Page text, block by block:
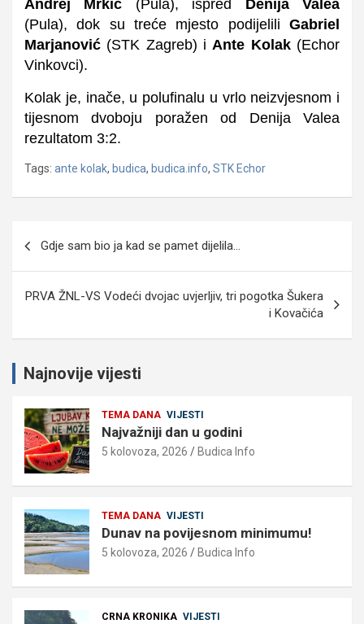
Andrej Mrkić (Pula), ispred
Denija Valea
(Pula), dok su treće mjesto podijelili Gabriel
Marjanović (STK Zagreb) iAnte Kolak(Echor
Vinkovci).
Kolak je, inače, u polufinalu u vrlo neizvjesnom i
tijesnom dvoboju poražen od Denija Valea
rezultatom 3:2.
Tags: ante kolak, budica, budica.info, STK Echor
objava
Gdje sam bio ja kad se pamet dijelila…
PRVA ŽNL-VS Vodeći dvojac uvjerljiv, tri pogotka Šukera
i Kovačića
Najnovije vijesti
TEMA DANA VIJESTI
Najvažniji dan u godini
5 kolovoza, 2026 Budica Info
TEMA DANA VIJESTI
Dunav na povijesnom minimumu!
5 kolovoza, 2026 Budica Info
CRNA KRONIKA VIJESTI